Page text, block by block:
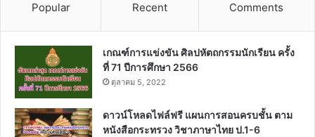
Popular Recent Comments
เกณฑ์การแข่งขัน ศิลปหัตถกรรมนักเรียน ครั้ง
ที่ 71 ปีการศึกษา 2566
ตุลาคม 5, 2022
ดาวน์โหลดไฟล์ฟรี แผนการสอนครบชั้น ตาม
หนังสือกระทรวง วิชาภาษาไทย ป.1-6